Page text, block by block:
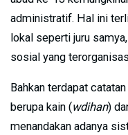
administratif. Hal ini
lokal seperti juru
sosial yang
Bahkan terdapat
berupa kain (wdihan)
menandakan adanya